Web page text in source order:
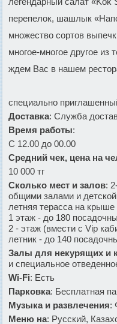
перепелок, шашлык
множество сортов
многое-многое другое из
ждем Вас в нашем
специально
Доставка: Служба
Время работы:
С 12.00 до 00.00
Средний чек, цена на
10 000 тг
Сколько мест и залов:
общими залами и
летняя терасса на крыше
1 этаж - до 180
2 - этаж (вмести с Vip
летник - до 140
Залы для некурящих и
и специальное
Wi-Fi: Есть
Парковка: Бесплатная
Музыка и развлечения:
Меню на: Русский,